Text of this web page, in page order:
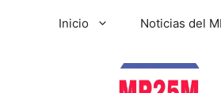
Inicio Noticias del